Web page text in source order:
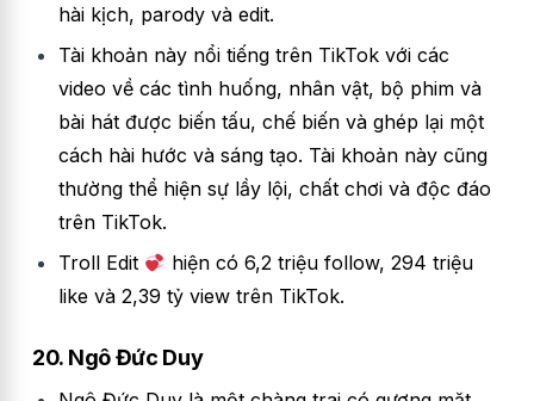
hài kịch, parody và edit.
Tài khoản này nổi tiếng trên TikTok với các
video về các tình huống, nhân vật, bộ phim và
bài hát được biến tấu, chế biến và ghép lại một
cách hài hước và sáng tạo. Tài khoản này cũng
thường thể hiện sự lầy lội, chất chơi và độc đáo
trên TikTok.
Troll Edit
hiện có 6,2 triệu follow, 294 triệu
like và 2,39 tỷ view trên TikTok.
20. Ngô Đức Duy